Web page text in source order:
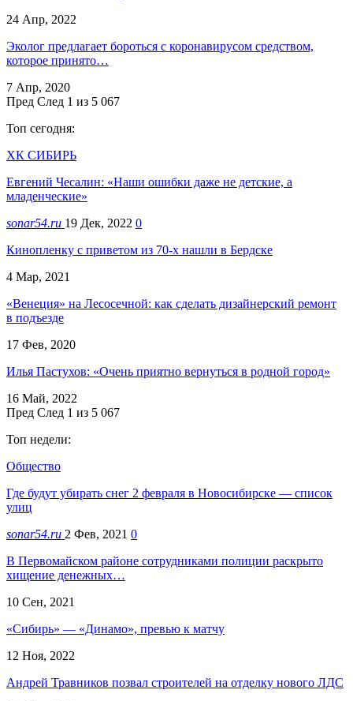
24 Апр, 2022
Эколог предлагает бороться с коронавирусом средством,
которое принято…
7 Апр, 2020
Пред След 1 из 5 067
Топ сегодня:
ХК СИБИРЬ
Евгений Чесалин: «Наши ошибки даже не детские, а
младенческие»
sonar54.ru 19 Дек, 2022 0
Кинопленку с приветом из 70-х нашли в Бердске
4 Мар, 2021
«Венеция» на Лесосечной: как сделать дизайнерский ремонт
в подъезде
17 Фев, 2020
Илья Пастухов: «Очень приятно вернуться в родной город»
16 Май, 2022
Пред След 1 из 5 067
Топ недели:
Общество
Где будут убирать снег 2 февраля в Новосибирске — список
улиц
sonar54.ru 2 Фев, 2021 0
В Первомайском районе сотрудниками полиции раскрыто
хищение денежных…
10 Сен, 2021
«Сибирь» — «Динамо», превью к матчу
12 Ноя, 2022
Андрей Травников позвал строителей на отделку нового ЛДС